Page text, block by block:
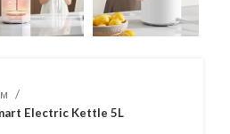
Electric Kettle 5L